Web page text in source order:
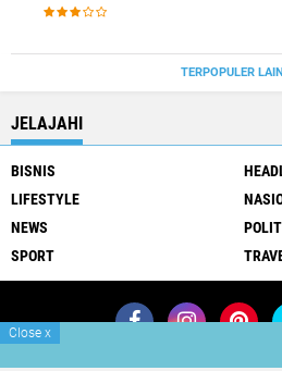
TERPOPULER
JELAJAHI
BISNIS
LIFESTYLE
NEWS
SPORT
Close x